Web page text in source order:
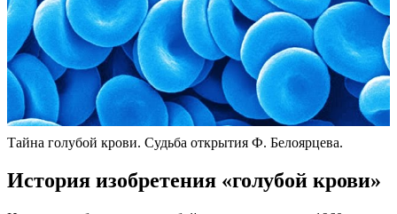
Тайна голубой крови. Судьба открытия Ф. Белоярцева.
История изобретения «голубой крови»